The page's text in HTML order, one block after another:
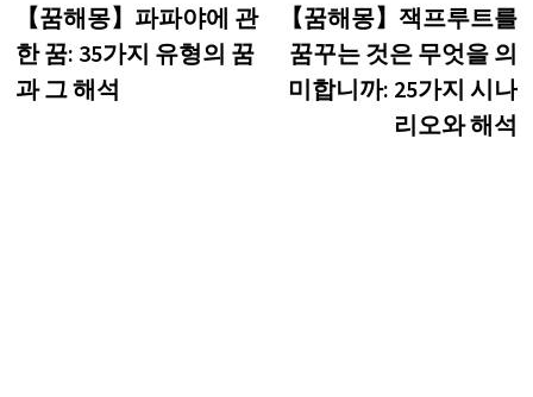
탐
색
post:
【꿈해몽】파파야에 관
한 꿈: 35가지 유형의 꿈
과 그 해석
【꿈해몽】잭프루트를
꿈꾸는 것은 무엇을 의
미합니까: 25가지 시나
리오와 해석